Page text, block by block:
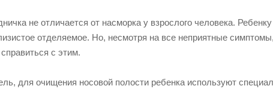
не отличается от насморка у взрослого человека.
отделяемое. Но, несмотря на все неприятные
с этим.
для очищения носовой полости ребенка используют